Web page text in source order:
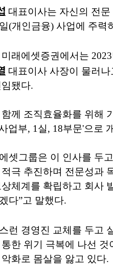
대표이사는 자신의 전
(개인금융) 사업에 주력
래에셋증권에서는
대표이사 사장이 물러나
임됐다.
께 조직효율화를 위해
업부, 1실, 18부문'으로
셋그룹은 이 인사를 두
극 추진하며 전문성과
체계를 확립하고 회사
다”고 말했다.
런 경영진 교체를 두고
통한 위기 극복에 나선
화로 몸살을 앓고 있다.